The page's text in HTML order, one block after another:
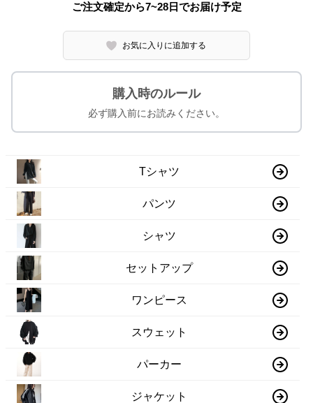
ご注文確定から7~28日でお届け予定
お気に入りに追加する
購入時のルール
必ず購入前にお読みください。
Tシャツ
パンツ
シャツ
セットアップ
ワンピース
スウェット
パーカー
ジャケット